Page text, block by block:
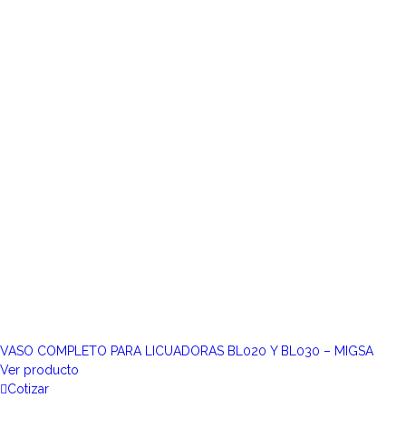
VASO COMPLETO PARA LICUADORAS BL020 Y BL030 – MIGSA
Ver producto
Cotizar